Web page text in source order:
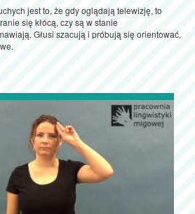
jest to, że gdy oglądają telewizję, to
się kłócą, czy są w stanie
Głusi szacują i próbują się orientować,